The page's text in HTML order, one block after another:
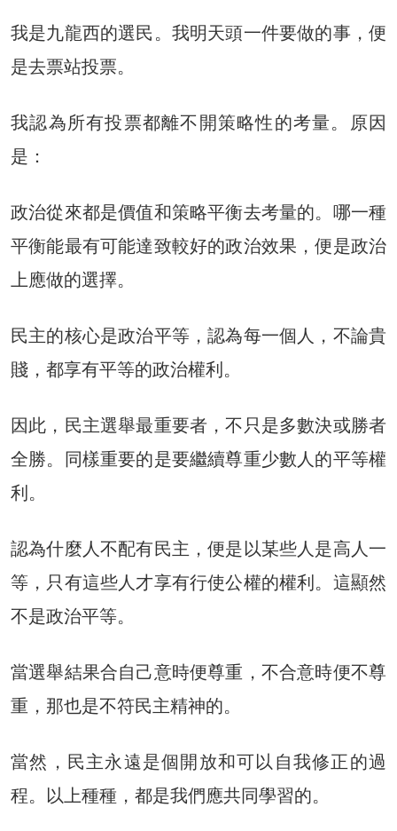
我是九龍西的選民。我明天頭一件要做的事，便
是去票站投票。
我認為所有投票都離不開策略性的考量。原因
是：
政治從來都是價值和策略平衡去考量的。哪一種
平衡能最有可能達致較好的政治效果，便是政治
上應做的選擇。
民主的核心是政治平等，認為每一個人，不論貴
賤，都享有平等的政治權利。
因此，民主選舉最重要者，不只是多數決或勝者
全勝。同樣重要的是要繼續尊重少數人的平等權
利。
認為什麼人不配有民主，便是以某些人是高人一
等，只有這些人才享有行使公權的權利。這顯然
不是政治平等。
當選舉結果合自己意時便尊重，不合意時便不尊
重，那也是不符民主精神的。
當然，民主永遠是個開放和可以自我修正的過
程。以上種種，都是我們應共同學習的。